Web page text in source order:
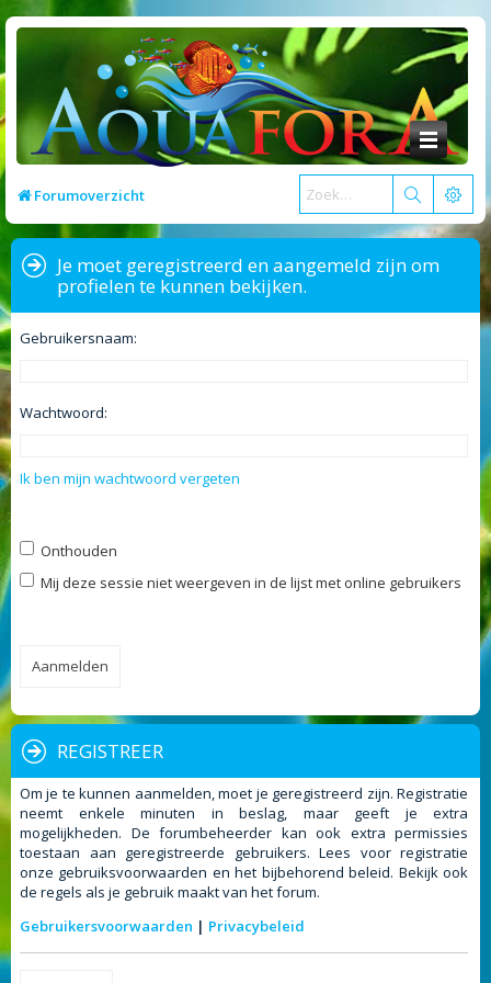
Forumoverzicht
Je moet geregistreerd en aangemeld zijn om
profielen te kunnen bekijken.
Gebruikersnaam:
Wachtwoord:
Ik ben mijn wachtwoord vergeten
Onthouden
Mij deze sessie niet weergeven in de lijst met online gebruikers
REGISTREER
Om je te kunnen aanmelden, moet je geregistreerd zijn. Registratie
neemt enkele minuten in beslag, maar geeft je extra
mogelijkheden. De forumbeheerder kan ook extra permissies
toestaan aan geregistreerde gebruikers. Lees voor registratie
onze gebruiksvoorwaarden en het bijbehorend beleid. Bekijk ook
de regels als je gebruik maakt van het forum.
Gebruikersvoorwaarden | Privacybeleid